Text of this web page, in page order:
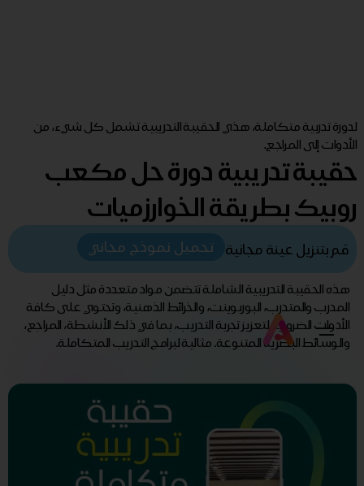
لدورة تدربية متكاملة، هذي الحقيبة التدريبية تشمل كل شيء، من
الأدوات إلى المراجع.
حقيبة تدريبية دورة حل مكعب
روبيك بطريقة الخوارزميات
قم بتنزيل عينة مجانية تحميل نموذج مجاني
هذه الحقيبة التدريبية الشاملة تتضمن مواد متعددة مثل دليل
المدرب والمتدرب، البوربوينت، والخرائط الذهنية، وتحتوي على كافة
الأدوات الضرورية لتعزيز تجربة التدريب، بما في ذلك الأنشطة، المراجع،
والوسائط البصرية المتنوعة. مثالية لبرامج التدريب المتكاملة.